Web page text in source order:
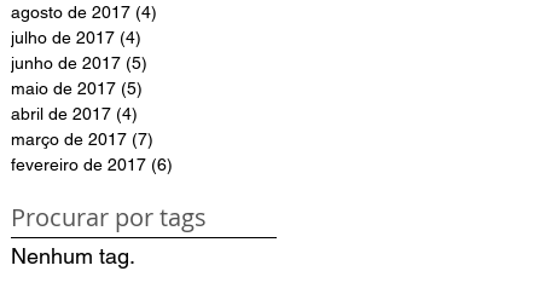
agosto de 2017 (4)
julho de 2017 (4)
junho de 2017 (5)
maio de 2017 (5)
abril de 2017 (4)
março de 2017 (7)
fevereiro de 2017 (6)
Procurar por tags
Nenhum tag.